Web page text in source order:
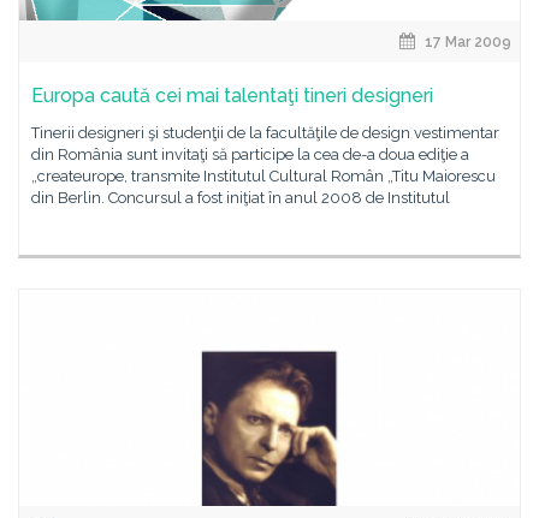
17 Mar 2009
Europa caută cei mai talentaţi tineri designeri
Tinerii designeri şi studenţii de la facultăţile de design vestimentar
din România sunt invitaţi să participe la cea de-a doua ediţie a
„createurope, transmite Institutul Cultural Român „Titu Maiorescu
din Berlin. Concursul a fost iniţiat în anul 2008 de Institutul